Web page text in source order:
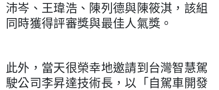
沛岑、王瑋浩、陳列德與陳筱淇，該組
同時獲得評審獎與最佳人氣獎。
此外，當天很榮幸地邀請到台灣智慧駕
駛公司李昇達技術長，以「自駕車開發